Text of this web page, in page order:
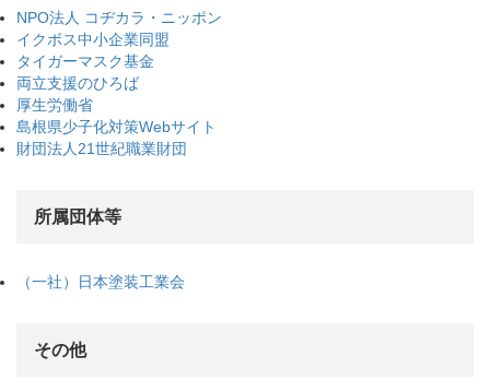
NPO法人 コヂカラ・ニッポン
イクボス中小企業同盟
タイガーマスク基金
両立支援のひろば
厚生労働省
島根県少子化対策Webサイト
財団法人21世紀職業財団
所属団体等
（一社）日本塗装工業会
その他